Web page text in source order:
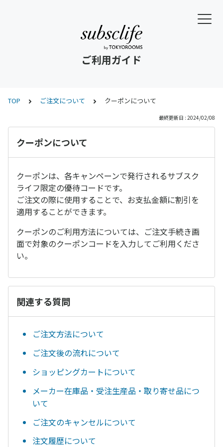
ご利用ガイド
TOP ご注文について クーポンについて
最終更新日 : 2024/02/08
クーポンについて
クーポンは、各キャンペーンで発行されるサブスク
ライフ限定の優待コードです。
ご注文の際に使用することで、お支払金額に割引を
適用することができます。
クーポンのご利用方法については、ご注文手続き画
面で対象のクーポンコードを入力してご利用くださ
い。
関連する質問
ご注文方法について
ご注文後の流れについて
ショッピングカートについて
メーカー在庫品・受注生産品・取り寄せ品につ
いて
ご注文のキャンセルについて
注文履歴について